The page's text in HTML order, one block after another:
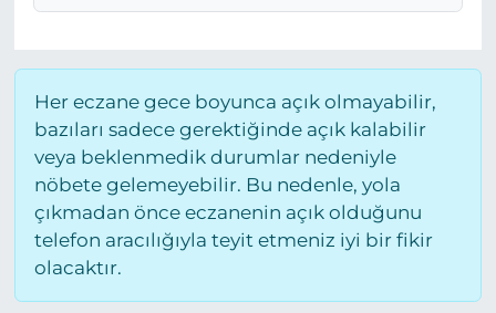
Her eczane gece boyunca açık olmayabilir,
bazıları sadece gerektiğinde açık kalabilir
veya beklenmedik durumlar nedeniyle
nöbete gelemeyebilir. Bu nedenle, yola
çıkmadan önce eczanenin açık olduğunu
telefon aracılığıyla teyit etmeniz iyi bir fikir
olacaktır.